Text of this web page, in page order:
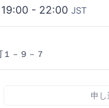
- 22:00 JST
－９－７
申